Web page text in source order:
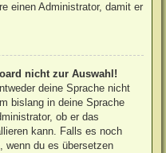
einen Administrator, damit er
nicht zur Auswahl!
deine Sprache nicht
bislang in deine Sprache
ob er das
kann. Falls es noch
wenn du es übersetzen